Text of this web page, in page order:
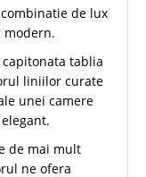
de lux
modern.
tablia
liniilor curate
unei camere
de mai mult
ne ofera